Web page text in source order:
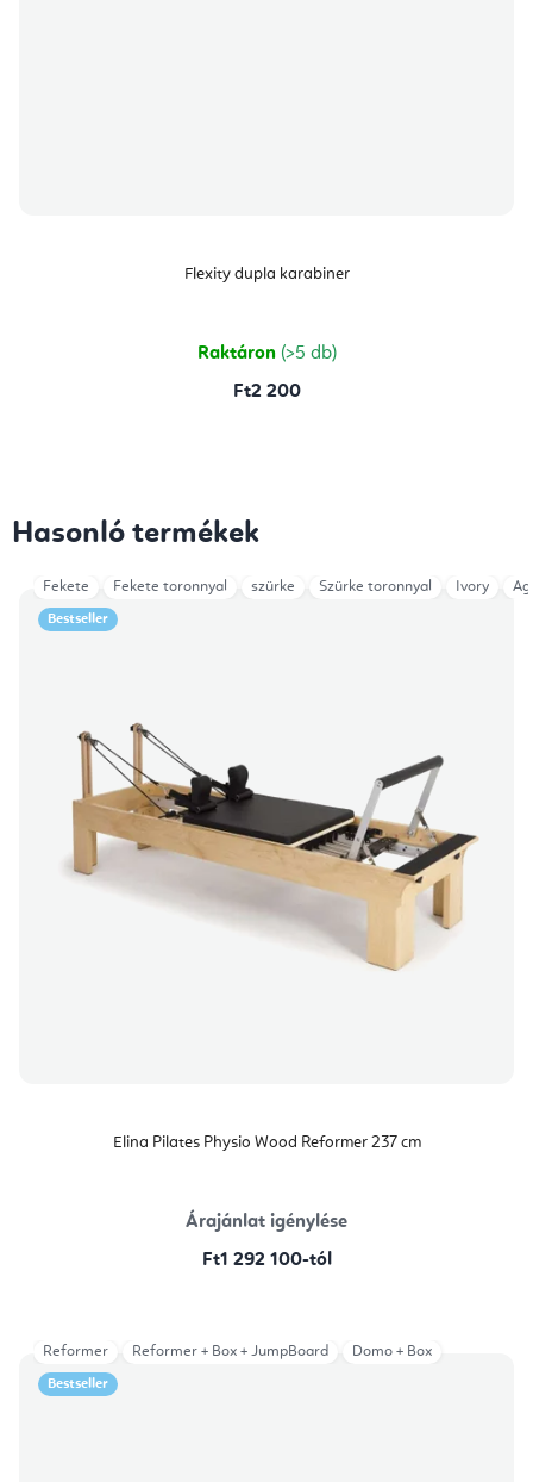
Flexity dupla karabiner
Raktáron (>5 db)
Ft2 200
Hasonló termékek
Bestseller
Elina Pilates Physio Wood Reformer 237 cm
Árajánlat igénylése
Ft1 292 100-tól
Fekete Fekete toronnyal szürke Szürke toronnyal Ivory
Bestseller
Reformer Reformer + Box + JumpBoard Domo + Box